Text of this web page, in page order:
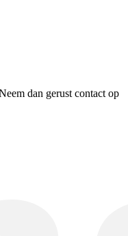
dan gerust contact op